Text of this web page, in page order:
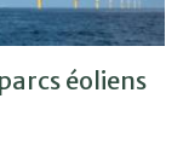
éoliens